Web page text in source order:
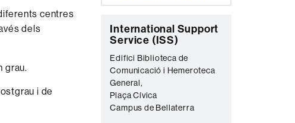
centres
dels
grau.
i de
C
o
n
t
a
International Support
Service (ISS)
Edifici Biblioteca de
Comunicació i Hemeroteca
General,
Plaça Cívica
Campus de Bellaterra